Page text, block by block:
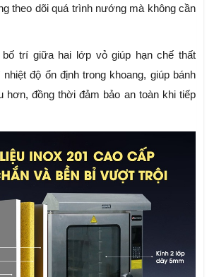
theo dõi quá trình nướng mà không cần
trí giữa hai lớp vỏ giúp hạn chế thất
độ ổn định trong khoang, giúp bánh
hơn, đồng thời đảm bảo an toàn khi tiếp